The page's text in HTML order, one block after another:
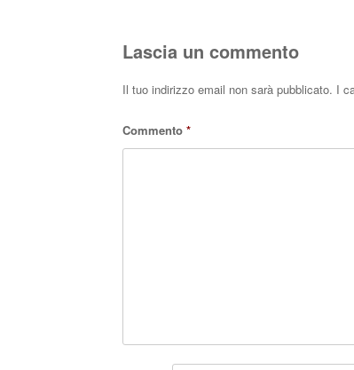
Lascia un commento
Il tuo indirizzo email non sarà pubblicato. I
Commento *